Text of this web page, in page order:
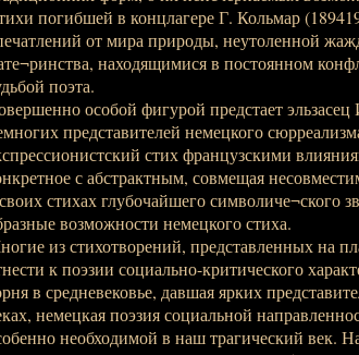
погибшей в концлагере Г. Кольмар
от мира природы, неутоленной
находящимися в постоянном
поэта.
особой фигурой предстает
представителей немецкого
стих французскими
с абстрактным, совмещая
стихах глубочайшего символиче¬ского
возможности немецкого стиха.
из стихотворений, представленных на
к поэзии социально-критического
в средневековье, давшая ярких
немецкая поэзия социальной
необходимой в наш трагический век.